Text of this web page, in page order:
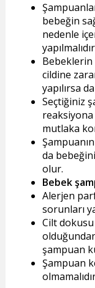
bebeğin
nedenle
Bebeklerin
cildine
yapılırsa
Seçtiğiniz
reaksiyona
mutlaka
da
olur.
Bebek
Alerjen
sorunları
Cilt
şampuan
Şampuan